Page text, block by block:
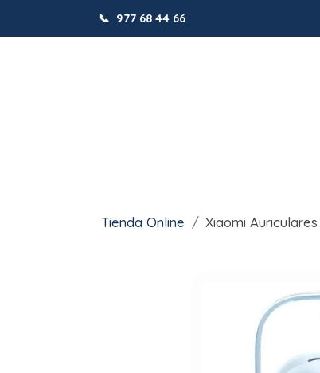
📞 977 68 44 66
Tienda Online Xiaomi